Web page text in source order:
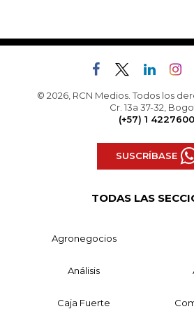
© 2026, RCN Medios. Todos los
Cr. 13a 37-32,
(+57) 1 4227600
SUSCRÍBASE
TODAS LAS
Agronegocios
Análisis
Caja Fuerte